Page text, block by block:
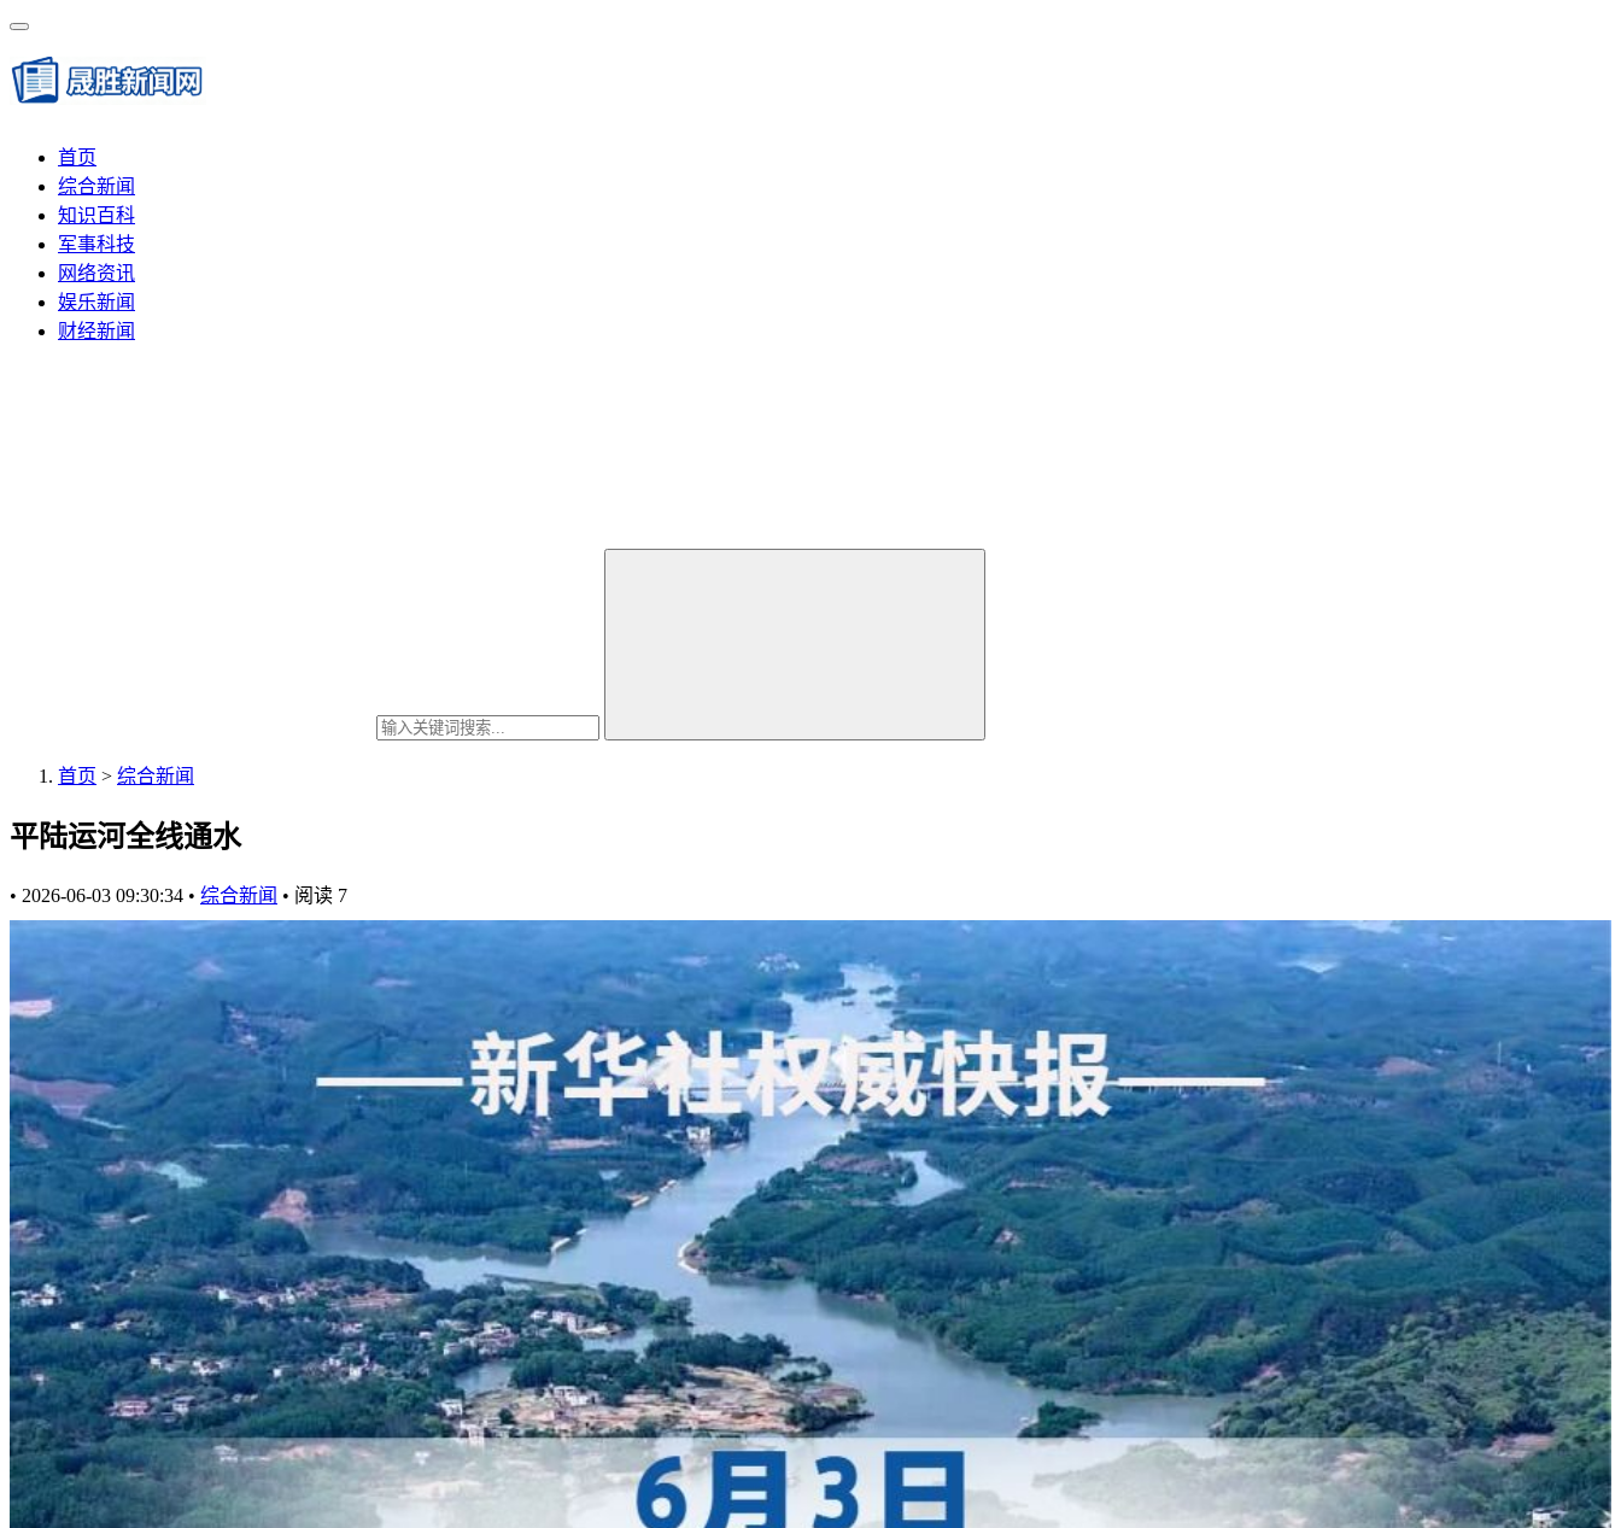
首页
综合新闻
知识百科
军事科技
网络资讯
娱乐新闻
财经新闻
首页 > 综合新闻
平陆运河全线通水
• 2026-06-03 09:30:34 • 综合新闻 • 阅读 7